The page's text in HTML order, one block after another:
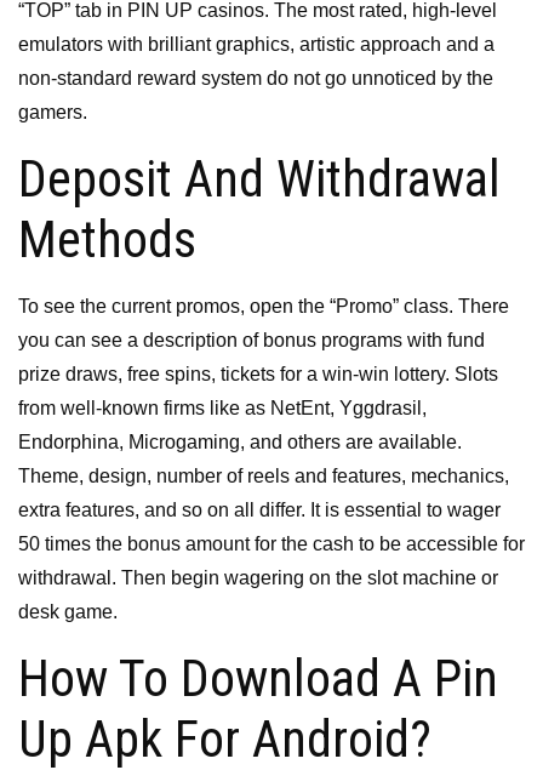
“TOP” tab in PIN UP casinos. The most rated, high-level
emulators with brilliant graphics, artistic approach and a
non-standard reward system do not go unnoticed by the
gamers.
Deposit And Withdrawal
Methods
To see the current promos, open the “Promo” class. There
you can see a description of bonus programs with fund
prize draws, free spins, tickets for a win-win lottery. Slots
from well-known firms like as NetEnt, Yggdrasil,
Endorphina, Microgaming, and others are available.
Theme, design, number of reels and features, mechanics,
extra features, and so on all differ. It is essential to wager
50 times the bonus amount for the cash to be accessible for
withdrawal. Then begin wagering on the slot machine or
desk game.
How To Download A Pin
Up Apk For Android?